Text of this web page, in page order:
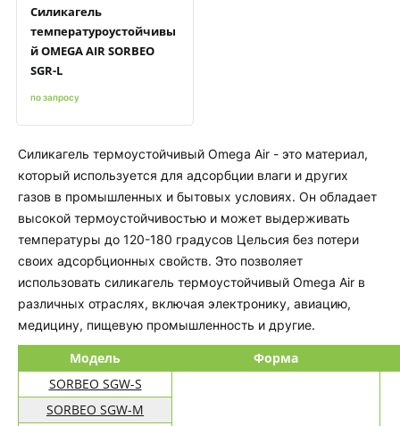
Силикагель
температуроустойчивы
й OMEGA AIR SORBEO
SGR-L
по запросу
Силикагель термоустойчивый Omega Air - это материал,
который используется для адсорбции влаги и других
газов в промышленных и бытовых условиях. Он обладает
высокой термоустойчивостью и может выдерживать
температуры до 120-180 градусов Цельсия без потери
своих адсорбционных свойств. Это позволяет
использовать силикагель термоустойчивый Omega Air в
различных отраслях, включая электронику, авиацию,
медицину, пищевую промышленность и другие.
Модель Форма
SORBEO SGW-S
SORBEO SGW-M